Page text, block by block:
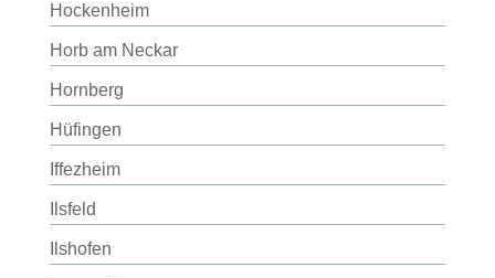
Hockenheim
Horb am Neckar
Hornberg
Hüfingen
Iffezheim
Ilsfeld
Ilshofen